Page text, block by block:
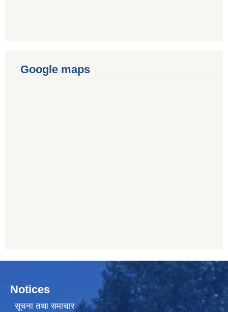
Google maps
Notices
सूचना तथा समाचार